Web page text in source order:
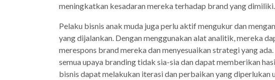
meningkatkan kesadaran mereka terhadap brand yang dimiliki.
Pelaku bisnis anak muda juga perlu aktif mengukur dan
yang dijalankan. Dengan menggunakan alat analitik, mereka
merespons brand mereka dan menyesuaikan strategi yang
semua upaya branding tidak sia-sia dan dapat memberikan
bisnis dapat melakukan iterasi dan perbaikan yang diperlukan